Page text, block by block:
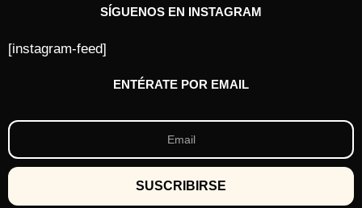
SÍGUENOS EN INSTAGRAM
[instagram-feed]
ENTÉRATE POR EMAIL